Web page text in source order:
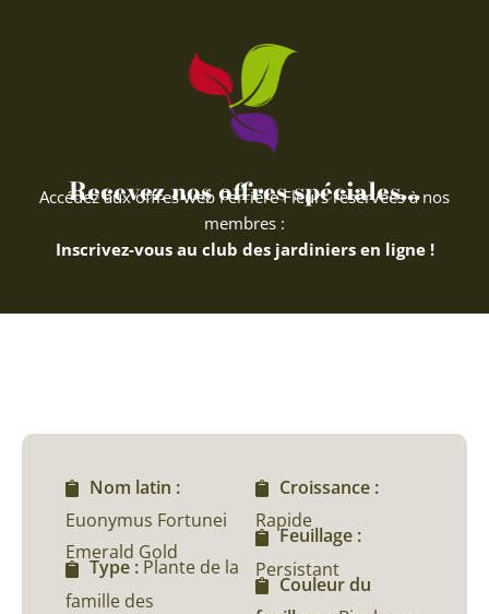
Recevez nos offres spéciales...
Accédez aux offres web Ferriere Fleurs réservées à nos
membres :
Inscrivez-vous au club des jardiniers en ligne !
Nom latin :
Euonymus Fortunei
Emerald Gold
Type : Plante de la
famille des
Croissance :
Rapide
Feuillage :
Persistant
Couleur du